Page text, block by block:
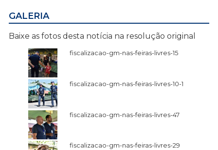
GALERIA
Baixe as fotos desta notícia na resolução original
fiscalizacao-gm-nas-feiras-livres-15
fiscalizacao-gm-nas-feiras-livres-10-1
fiscalizacao-gm-nas-feiras-livres-47
fiscalizacao-gm-nas-feiras-livres-29